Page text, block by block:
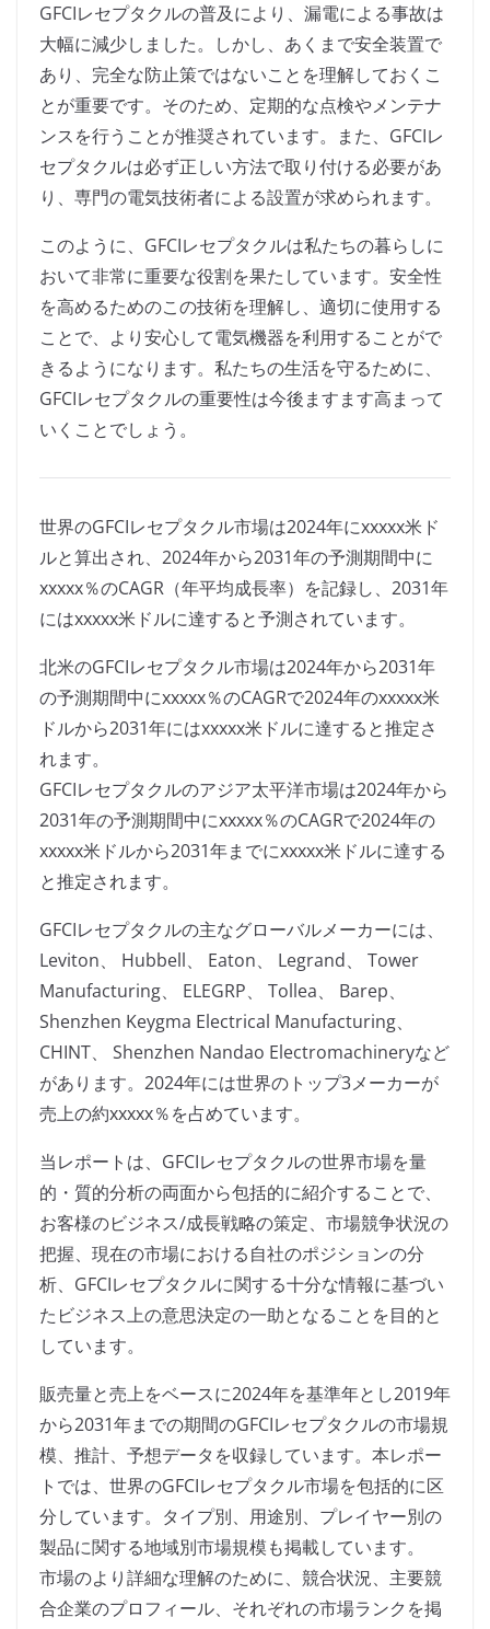
GFCIレセプタクルの普及により、漏電による事故は
大幅に減少しました。しかし、あくまで安全装置で
あり、完全な防止策ではないことを理解しておくこ
とが重要です。そのため、定期的な点検やメンテナ
ンスを行うことが推奨されています。また、GFCIレ
セプタクルは必ず正しい方法で取り付ける必要があ
り、専門の電気技術者による設置が求められます。
このように、GFCIレセプタクルは私たちの暮らしに
おいて非常に重要な役割を果たしています。安全性
を高めるためのこの技術を理解し、適切に使用する
ことで、より安心して電気機器を利用することがで
きるようになります。私たちの生活を守るために、
GFCIレセプタクルの重要性は今後ますます高まって
いくことでしょう。
世界のGFCIレセプタクル市場は2024年にxxxxx米ド
ルと算出され、2024年から2031年の予測期間中に
xxxxx％のCAGR（年平均成長率）を記録し、2031年
にはxxxxx米ドルに達すると予測されています。
北米のGFCIレセプタクル市場は2024年から2031年
の予測期間中にxxxxx％のCAGRで2024年のxxxxx米
ドルから2031年にはxxxxx米ドルに達すると推定さ
れます。
GFCIレセプタクルのアジア太平洋市場は2024年から
2031年の予測期間中にxxxxx％のCAGRで2024年の
xxxxx米ドルから2031年までにxxxxx米ドルに達する
と推定されます。
GFCIレセプタクルの主なグローバルメーカーには、
Leviton、 Hubbell、 Eaton、 Legrand、 Tower
Manufacturing、 ELEGRP、 Tollea、 Barep、
Shenzhen Keygma Electrical Manufacturing、
CHINT、 Shenzhen Nandao Electromachineryなど
があります。2024年には世界のトップ3メーカーが
売上の約xxxxx％を占めています。
当レポートは、GFCIレセプタクルの世界市場を量
的・質的分析の両面から包括的に紹介することで、
お客様のビジネス/成長戦略の策定、市場競争状況の
把握、現在の市場における自社のポジションの分
析、GFCIレセプタクルに関する十分な情報に基づい
たビジネス上の意思決定の一助となることを目的と
しています。
販売量と売上をベースに2024年を基準年とし2019年
から2031年までの期間のGFCIレセプタクルの市場規
模、推計、予想データを収録しています。本レポー
トでは、世界のGFCIレセプタクル市場を包括的に区
分しています。タイプ別、用途別、プレイヤー別の
製品に関する地域別市場規模も掲載しています。
市場のより詳細な理解のために、競合状況、主要競
合企業のプロフィール、それぞれの市場ランクを掲